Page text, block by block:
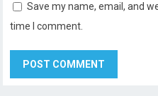
Save my name, email, and
time I comment.